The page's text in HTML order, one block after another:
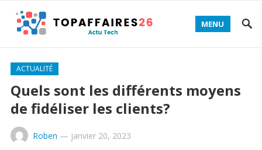
MENU
ACTUALITÉ
Quels sont les différents moyens
de fidéliser les clients?
Roben — janvier 20, 2023